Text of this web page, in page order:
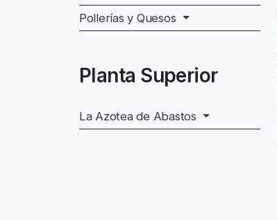
Pollerías y Quesos
Planta Superior
La Azotea de Abastos